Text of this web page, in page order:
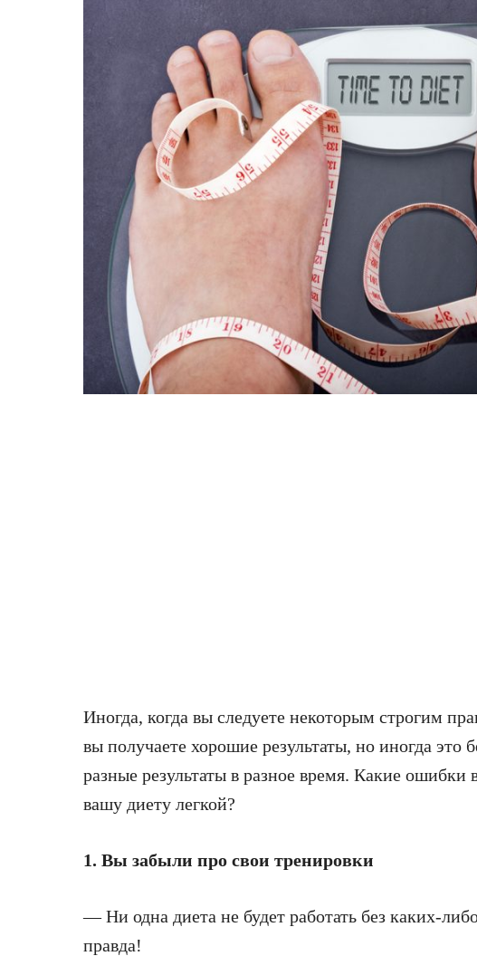
Иногда, когда вы следуете некоторым строгим
вы получаете хорошие результаты, но иногда это
разные результаты в разное время. Какие ошибки
вашу диету легкой?
1. Вы забыли про свои тренировки
— Ни одна диета не будет работать без каких-
правда!